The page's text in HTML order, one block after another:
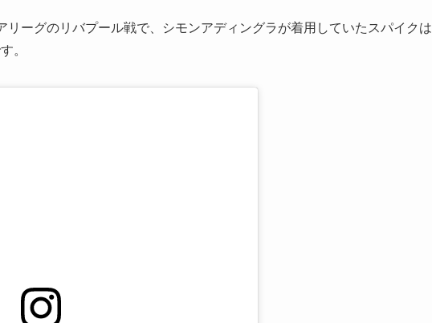
リーグのリバプール戦で、シモンアディングラが着用していたスパイクは
。